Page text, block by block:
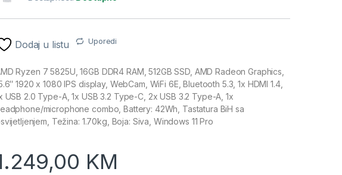
Dodaj u listu Uporedi
Ryzen 7 5825U, 16GB DDR4 RAM, 512GB SSD, AMD Radeon Graphics,
1920 x 1080 IPS display, WebCam, WiFi 6E, Bluetooth 5.3, 1x HDMI 1.4,
USB 2.0 Type-A, 1x USB 3.2 Type-C, 2x USB 3.2 Type-A, 1x
microphone combo, Battery: 42Wh, Tastatura BiH sa
Težina: 1.70kg, Boja: Siva, Windows 11 Pro
KM